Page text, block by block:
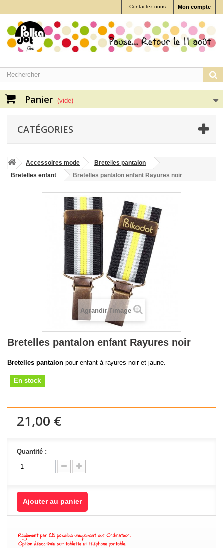
Mon compte
Contactez-nous
Panier (vide)
CATÉGORIES
Accessoires mode
Bretelles pantalon
Bretelles enfant
Bretelles pantalon enfant Rayures noir
Agrandir l'image
Bretelles pantalon enfant Rayures noir
Bretelles pantalon pour enfant à rayures noir et jaune.
En stock
21,00 €
Quantité :
Ajouter au panier